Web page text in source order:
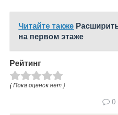
Читайте также
на первом этаже
Рейтинг
( Пока оценок нет )
0